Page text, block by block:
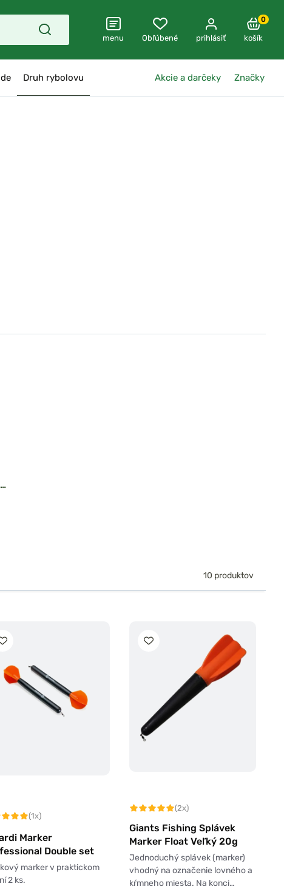
menu Obľúbené prihlásiť
0
košík
Druh rybolovu Akcie a darčeky Značky
10 produktov
(1x)
Marker
Double set
marker v praktickom
2 ks.
(2x)
Giants Fishing Splávek
Marker Float Veľký 20g
Jednoduchý splávek (marker)
vhodný na označenie lovného a
kŕmneho miesta. Na konci…